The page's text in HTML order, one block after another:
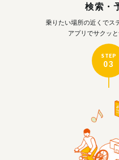
検索・
乗りたい場所の近くでス
アプリでサクッと
STEP
03